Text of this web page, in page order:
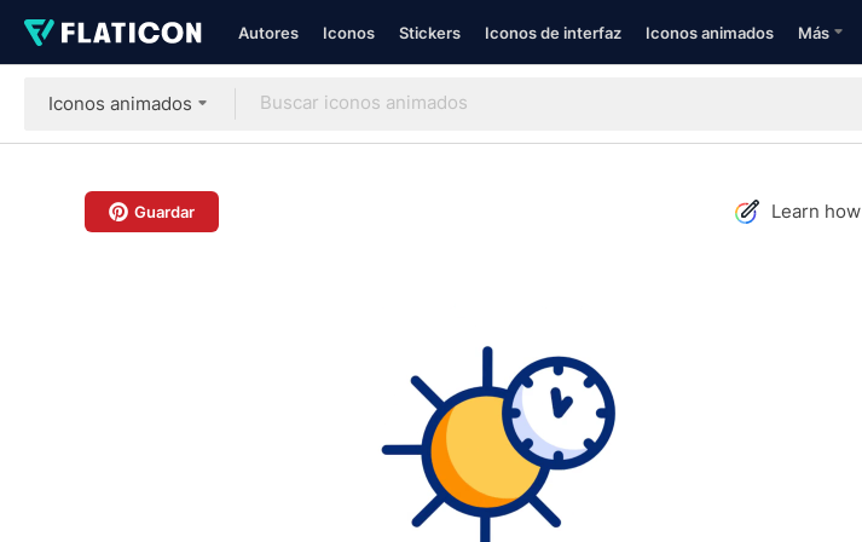
Autores Iconos Stickers Iconos de interfaz Iconos animados Más
Iconos animados
Guardar Learn how